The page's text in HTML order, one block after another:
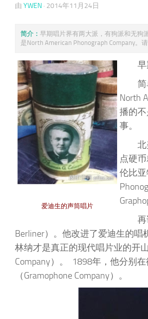
由 YWEN · 2014年11月24日
简介： 早期唱片界有两大派，有狗派和无狗
是North American Phonograph Company。
爱迪生的声筒唱片
North
播的
事。
点硬
伦比
Berliner）。他改进了爱迪生的
林纳才是真正的现代唱片业的开
Company）。 1898年，他分别
（Gramophone Company）。